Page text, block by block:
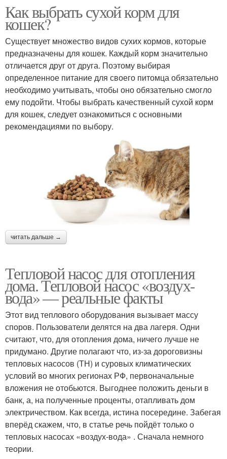
Как выбрать сухой корм для
кошек?
Существует множество видов сухих кормов, которые
предназначены для кошек. Каждый корм значительно
отличается друг от друга. Поэтому выбирая
определенное питание для своего питомца обязательно
необходимо учитывать, чтобы оно обязательно смогло
ему подойти. Чтобы выбрать качественный сухой корм
для кошек, следует ознакомиться с основными
рекомендациями по выбору.
читать дальше →
Тепловой насос для отопления
дома. Тепловой насос «воздух-
вода» — реальные факты
Этот вид теплового оборудования вызывает массу
споров. Пользователи делятся на два лагеря. Одни
считают, что, для отопления дома, ничего лучше не
придумано. Другие полагают что, из-за дороговизны
тепловых насосов (ТН) и суровых климатических
условий во многих регионах РФ, первоначальные
вложения не отобьются. Выгоднее положить деньги в
банк, а, на полученные проценты, отапливать дом
электричеством. Как всегда, истина посередине. Забегая
вперёд скажем, что, в статье речь пойдёт только о
тепловых насосах «воздух-вода» . Сначала немного
теории.